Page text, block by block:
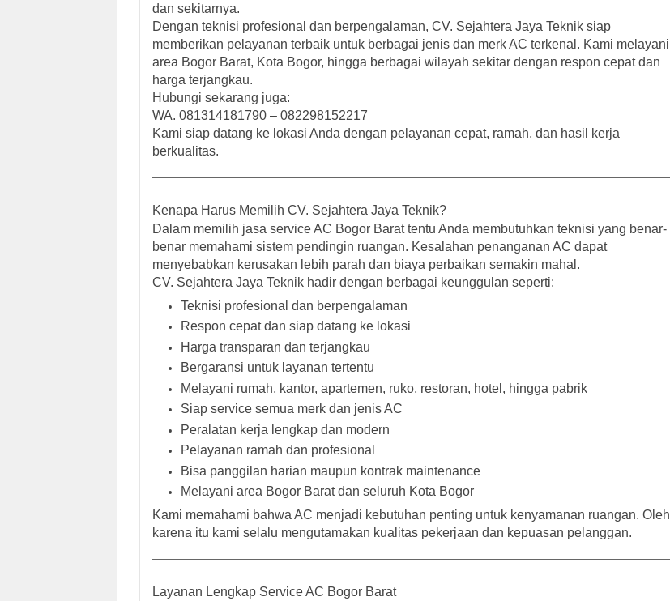
dan sekitarnya.
Dengan teknisi profesional dan berpengalaman, CV. Sejahtera Jaya Teknik siap
memberikan pelayanan terbaik untuk berbagai jenis dan merk AC terkenal. Kami melayani
area Bogor Barat, Kota Bogor, hingga berbagai wilayah sekitar dengan respon cepat dan
harga terjangkau.
Hubungi sekarang juga:
WA. 081314181790 – 082298152217
Kami siap datang ke lokasi Anda dengan pelayanan cepat, ramah, dan hasil kerja
berkualitas.
Kenapa Harus Memilih CV. Sejahtera Jaya Teknik?
Dalam memilih jasa service AC Bogor Barat tentu Anda membutuhkan teknisi yang benar-
benar memahami sistem pendingin ruangan. Kesalahan penanganan AC dapat
menyebabkan kerusakan lebih parah dan biaya perbaikan semakin mahal.
CV. Sejahtera Jaya Teknik hadir dengan berbagai keunggulan seperti:
Teknisi profesional dan berpengalaman
Respon cepat dan siap datang ke lokasi
Harga transparan dan terjangkau
Bergaransi untuk layanan tertentu
Melayani rumah, kantor, apartemen, ruko, restoran, hotel, hingga pabrik
Siap service semua merk dan jenis AC
Peralatan kerja lengkap dan modern
Pelayanan ramah dan profesional
Bisa panggilan harian maupun kontrak maintenance
Melayani area Bogor Barat dan seluruh Kota Bogor
Kami memahami bahwa AC menjadi kebutuhan penting untuk kenyamanan ruangan. Oleh
karena itu kami selalu mengutamakan kualitas pekerjaan dan kepuasan pelanggan.
Layanan Lengkap Service AC Bogor Barat